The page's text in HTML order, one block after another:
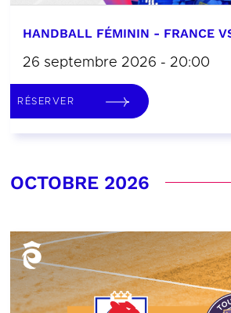
HANDBALL FÉMININ - FRANCE
26 septembre 2026 - 20:00
RÉSERVER
OCTOBRE 2026